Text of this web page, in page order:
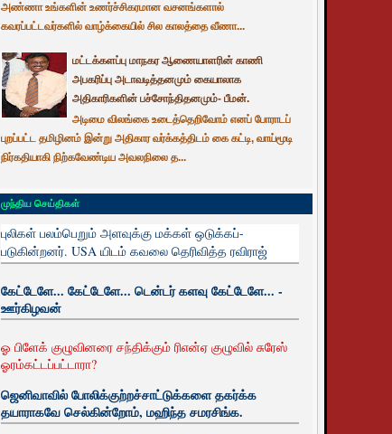
அண்ணா உங்களின் உணர்ச்சிகரமான வசனங்களால்
கவரப்பட்டவர்களில் வாழ்க்கையில் சில காலத்தை வீணா...
மட்டக்களப்பு மாநகர ஆணையாளரின் காணி
அபகரிப்பு அடாவடித்தனமும் கையாலாக
அதிகாரிகளின் பச்சோந்திதனமும்- பீமன்.
அடிமை விலங்கை உடைத்தெறிவோம் எனப் போராடப்
புறப்பட்ட தமிழினம் இன்று அதிகார வர்க்கத்திடம் கை கட்டி, வாய்மூடி
நிர்கதியாகி நிற்கவேண்டிய அவலநிலை த...
முந்திய செய்திகள்
புலிகள் பலம்பெறும் அளவுக்கு மக்கள் ஒடுக்கப்-
படுகின்றனர். USA யிடம் கவலை தெரிவித்த ரவிராஜ்
கேட்டேளே... கேட்டேளே... டென்டர் களவு கேட்டேளே... -
ஊர்கிழவன்
ஓ பிளேக் குழுவினரை சந்திக்கும் ரிஎன்ஏ குழுவில் சுரேஸ்
ஓரம்கட்டப்பட்டாரா?
ஜெனிவாவில் போலிக்குற்றச்சாட்டுக்களை தகர்க்க
தயாராகவே செல்கின்றோம், மஹிந்த சமரசிங்க.